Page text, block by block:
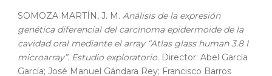
SOMOZA MARTÍN, J. M. Análisis de la expresión
genética diferencial del carcinoma epidermoide de la
cavidad oral mediante el array “Atlas glass human 3.8 I
microarray”. Estudio exploratorio. Director: Abel García
García; José Manuel Gándara Rey; Francisco Barros